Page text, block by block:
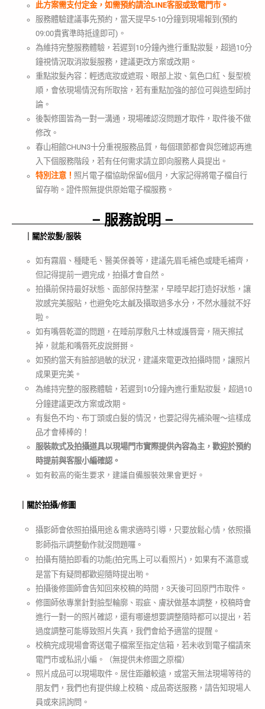
此方案需支付定金，如需預約請洽LINE客服或致電門市。
服務體驗建議事先預約，當天提早5-10分鐘到現場報到(預約
09:00貴賓準時抵達即可)。
為維持完整服務體驗，若遲到10分鐘內進行重點妝髮，超過10分
鐘視情況取消妝髮服務，建議更改方案或改期。
重點妝髮內容：輕透底妝或遮瑕、眼部上妝、氣色口紅、髮型梳
順，會依現場情況有所取捨，若有重點加強的部位可與造型師討
論。
後製修圖皆為一對一溝通，現場確認沒問題才取件，取件後不做
修改。
春山相館CHUN3十分重視服務品質，每個環節都會與您確認再進
入下個服務階段，若有任何需求請立即向服務人員提出。
特別注意！ 照片電子檔協助保留6個月，大家記得將電子檔自行
留存喲。證件照無提供原始電子檔服務。
– 服務說明 –
｜關於妝髮/服裝
如有霧眉、種睫毛、醫美保養等，建議先眉毛補色或睫毛補齊，
但記得提前一週完成，拍攝才會自然。
拍攝前保持最好狀態、面部保持整潔，早睡早起打造好狀態，讓
妝感完美服貼，也避免吃太鹹及攝取過多水分，不然水腫就不好
啦。
如有嘴唇乾澀的問題，在睡前厚敷凡士林或護唇膏，隔天擦拭
掉，就能和嘴唇死皮說掰掰。
如預約當天有臉部過敏的狀況，建議來電更改拍攝時間，讓照片
成果更完美。
為維持完整的服務體驗，若遲到10分鐘內進行重點妝髮，超過10
分鐘建議更改方案或改期。
有髮色不均、布丁頭或白髮的情況，也要記得先補染喔～這樣成
品才會棒棒的！
服裝款式及拍攝道具以現場門市實際提供內容為主，歡迎於預約
時提前與客服小編確認。
如有較高的衛生要求，建議自備服裝效果會更好。
｜關於拍攝/修圖
攝影師會依照拍攝用途＆需求適時引導，只要放鬆心情，依照攝
影師指示調整動作就沒問題囉。
拍攝有隨拍即看的功能(拍完馬上可以看照片)，如果有不滿意或
是當下有疑問都歡迎隨時提出喲。
拍攝後修圖師會告知回來校稿的時間，3天後可回原門市取件。
修圖師依專業針對臉型輪廓、瑕疵、膚狀做基本調整，校稿時會
進行一對一的照片確認，還有哪邊想要調整隨時都可以提出，若
過度調整可能導致照片失真，我們會給予適當的提醒。
校稿完成現場會寄送電子檔案至指定信箱，若未收到電子檔請來
電門市或私訊小編 。
（無提供未修圖之原檔）
照片成品可以現場取件。 居住距離較遠，或當天無法現場等待的
朋友們， 我們也有提供線上校稿、 成品寄送服務，請告知現場人
員或來訊詢問。